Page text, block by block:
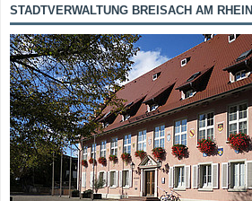
STADTVERWALTUNG BREISACH AM RHEIN